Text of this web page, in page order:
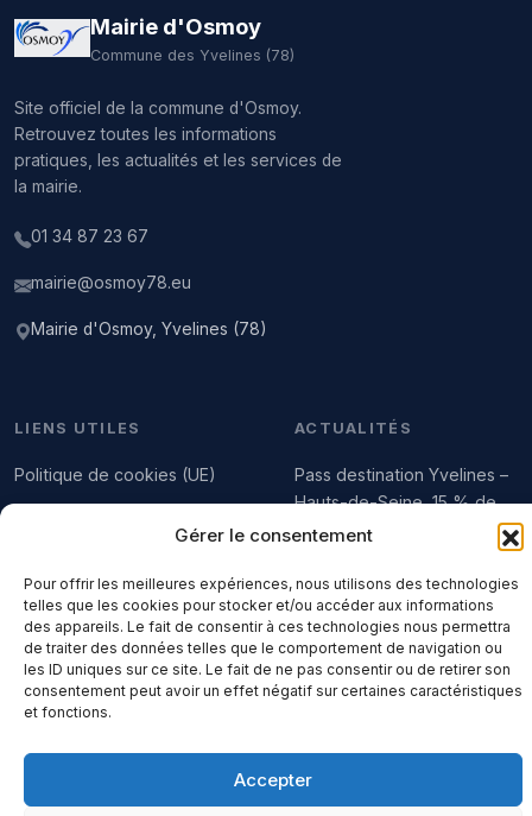
Gérer le consentement
Pour offrir les meilleures expériences, nous utilisons des technologies
telles que les cookies pour stocker et/ou accéder aux informations
des appareils. Le fait de consentir à ces technologies nous permettra
de traiter des données telles que le comportement de navigation ou
les ID uniques sur ce site. Le fait de ne pas consentir ou de retirer son
consentement peut avoir un effet négatif sur certaines caractéristiques
et fonctions.
Accepter
Mairie d'Osmoy
Commune des Yvelines (78)
Site officiel de la commune d'Osmoy.
Retrouvez toutes les informations
pratiques, les actualités et les services de
la mairie.
01 34 87 23 67
mairie@osmoy78.eu
Mairie d'Osmoy, Yvelines (78)
LIENS UTILES
Politique de cookies (UE)
brûlage des déchets…)
ACTUALITÉS
Pass destination Yvelines –
Hauts-de-Seine, 15 % de
réduction sur plus de 100
sites touristiques, culturels,
sportifs et de loisirs
RAPPORTS DU CONSEIL